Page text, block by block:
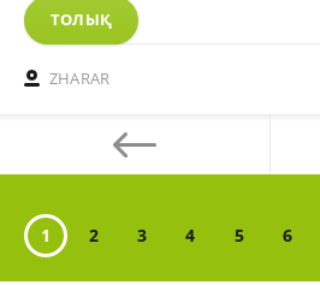
ТОЛЫҚ
ZHARAR
1 2 3 4 5 6